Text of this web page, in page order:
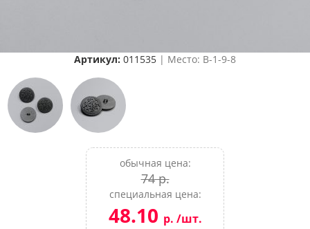
Артикул: 011535 | Место: B-1-9-8
обычная цена:
74 р.
специальная цена:
48.10 р. /шт.